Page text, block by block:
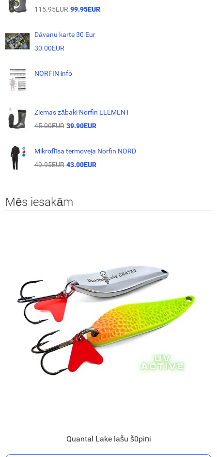
115.95EUR 99.95EUR
Dāvanu karte 30 Eur
30.00EUR
NORFIN info
Ziemas zābaki Norfin ELEMENT
45.00EUR 39.90EUR
Mikroflīsa termoveļa Norfin NORD
49.95EUR 43.00EUR
Mēs iesakām
Quantal Lake lašu šūpiņi